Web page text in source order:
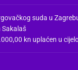
suda u
Sakalaš
kn uplaćen u